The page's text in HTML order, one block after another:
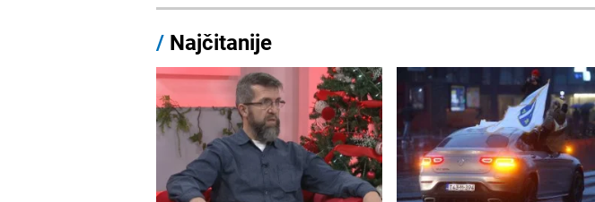
/ Najčitanije